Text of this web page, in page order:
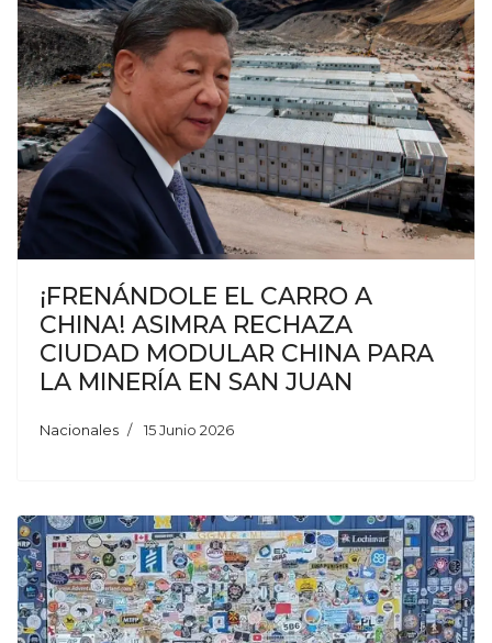
¡FRENÁNDOLE EL CARRO A
CHINA! ASIMRA RECHAZA
CIUDAD MODULAR CHINA PARA
LA MINERÍA EN SAN JUAN
Nacionales 15 Junio 2026